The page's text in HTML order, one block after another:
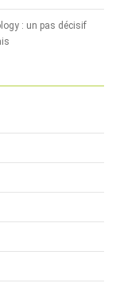
: un pas décisif